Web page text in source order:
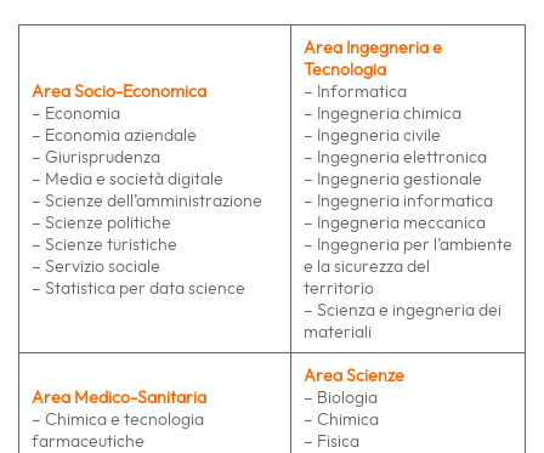
Area Socio-Economica
– Economia
– Economia aziendale
– Giurisprudenza
– Media e società digitale
– Scienze dell’amministrazione
– Scienze politiche
– Scienze turistiche
– Servizio sociale
– Statistica per data science
Area Ingegneria e
Tecnologia
– Informatica
– Ingegneria chimica
– Ingegneria civile
– Ingegneria elettronica
– Ingegneria gestionale
– Ingegneria informatica
– Ingegneria meccanica
– Ingegneria per l’ambiente
e la sicurezza del
territorio
– Scienza e ingegneria dei
materiali
Area Medico-Sanitaria
– Chimica e tecnologia
farmaceutiche
Area Scienze
– Biologia
– Chimica
– Fisica